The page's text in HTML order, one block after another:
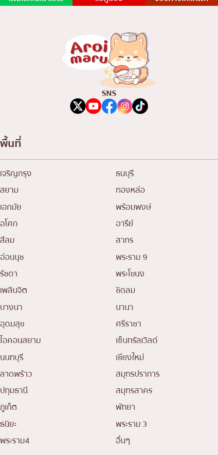
SNS
พื้นที่
เจริญกรุง
ธนบุรี
สยาม
ทองหล่อ
เอกมัย
พร้อมพงษ์
อโศก
อารีย์
สีลม
สาทร
อ่อนนุช
พระราม 9
รัชดา
พระโขนง
เพลินจิต
ชิดลม
บางนา
นานา
อุดมสุข
ศรีราชา
ไอคอนสยาม
เซ็นทรัลเวิลด์
นนทบุรี
เชียงใหม่
ลาดพร้าว
สมุทรปราการ
ปทุมธานี
สมุทรสาคร
ภูเก็ต
พัทยา
ธนิยะ
พระราม 3
พระราม4
อื่นๆ